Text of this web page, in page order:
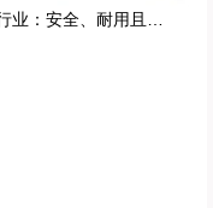
为什么ABS树脂美甲贴片正在革新美容行业：安全、耐用且可持续